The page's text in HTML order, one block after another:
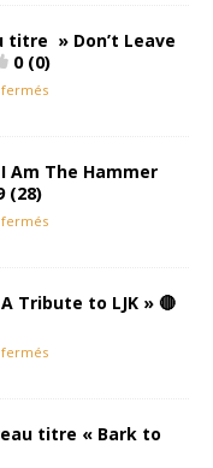
titre » Don’t Leave
0 (0)
Am The Hammer
(28)
Tribute to LJK » 🔴
titre « Bark to